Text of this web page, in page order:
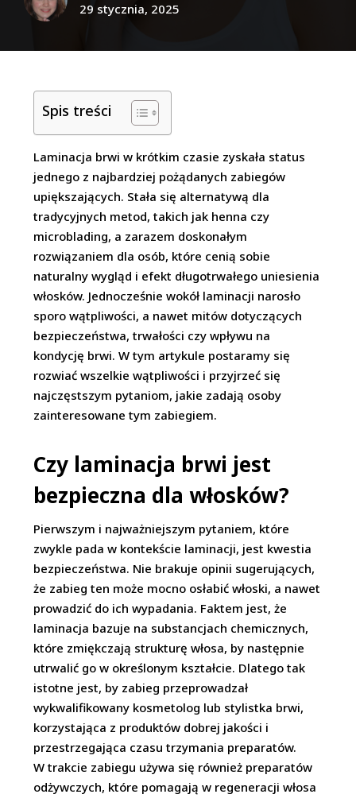
29 stycznia, 2025
Spis treści
Laminacja brwi w krótkim czasie zyskała status
jednego z najbardziej pożądanych zabiegów
upiększających. Stała się alternatywą dla
tradycyjnych metod, takich jak henna czy
microblading, a zarazem doskonałym
rozwiązaniem dla osób, które cenią sobie
naturalny wygląd i efekt długotrwałego uniesienia
włosków. Jednocześnie wokół laminacji narosło
sporo wątpliwości, a nawet mitów dotyczących
bezpieczeństwa, trwałości czy wpływu na
kondycję brwi. W tym artykule postaramy się
rozwiać wszelkie wątpliwości i przyjrzeć się
najczęstszym pytaniom, jakie zadają osoby
zainteresowane tym zabiegiem.
Czy laminacja brwi jest
bezpieczna dla włosków?
Pierwszym i najważniejszym pytaniem, które
zwykle pada w kontekście laminacji, jest kwestia
bezpieczeństwa. Nie brakuje opinii sugerujących,
że zabieg ten może mocno osłabić włoski, a nawet
prowadzić do ich wypadania. Faktem jest, że
laminacja bazuje na substancjach chemicznych,
które zmiękczają strukturę włosa, by następnie
utrwalić go w określonym kształcie. Dlatego tak
istotne jest, by zabieg przeprowadzał
wykwalifikowany kosmetolog lub stylistka brwi,
korzystająca z produktów dobrej jakości i
przestrzegająca czasu trzymania preparatów.
W trakcie zabiegu używa się również preparatów
odżywczych, które pomagają w regeneracji włosa